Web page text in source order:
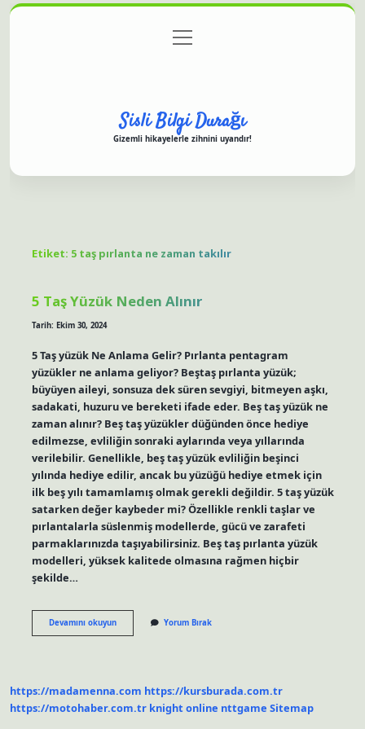
Gizlilik Politikası
menüyü
aç
Sisli Bilgi Durağı
Gizemli hikayelerle zihnini uyandır!
Etiket: 5 taş pırlanta ne zaman takılır
5 Taş Yüzük Neden Alınır
Tarih: Ekim 30, 2024
5 Taş yüzük Ne Anlama Gelir? Pırlanta pentagram
yüzükler ne anlama geliyor? Beştaş pırlanta yüzük;
büyüyen aileyi, sonsuza dek süren sevgiyi, bitmeyen aşkı,
sadakati, huzuru ve bereketi ifade eder. Beş taş yüzük ne
zaman alınır? Beş taş yüzükler düğünden önce hediye
edilmezse, evliliğin sonraki aylarında veya yıllarında
verilebilir. Genellikle, beş taş yüzük evliliğin beşinci
yılında hediye edilir, ancak bu yüzüğü hediye etmek için
ilk beş yılı tamamlamış olmak gerekli değildir. 5 taş yüzük
satarken değer kaybeder mi? Özellikle renkli taşlar ve
pırlantalarla süslenmiş modellerde, gücü ve zarafeti
parmaklarınızda taşıyabilirsiniz. Beş taş pırlanta yüzük
modelleri, yüksek kalitede olmasına rağmen hiçbir
şekilde…
Devamını okuyun5
Taş
Yorum Bırak
https://madamenna.com https://kursburada.com.tr
https://motohaber.com.tr knight online nttgame Sitemap